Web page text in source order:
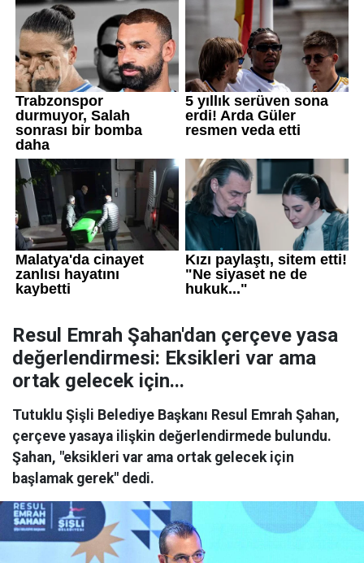
Resul Emrah Şahan'dan çerçeve yasa
değerlendirmesi: Eksikleri var ama
ortak gelecek için...
Tutuklu Şişli Belediye Başkanı Resul Emrah Şahan,
çerçeve yasaya ilişkin değerlendirmede bulundu.
Şahan, "eksikleri var ama ortak gelecek için
başlamak gerek" dedi.